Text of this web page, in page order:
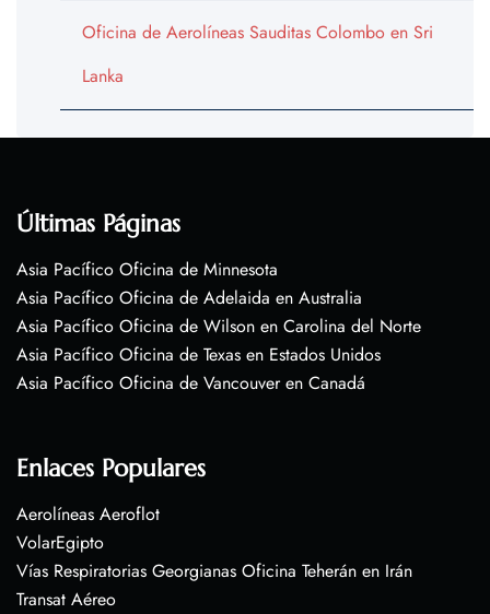
Oficina de Aerolíneas Sauditas Colombo en Sri
Lanka
Últimas Páginas
Asia Pacífico Oficina de Minnesota
Asia Pacífico Oficina de Adelaida en Australia
Asia Pacífico Oficina de Wilson en Carolina del Norte
Asia Pacífico Oficina de Texas en Estados Unidos
Asia Pacífico Oficina de Vancouver en Canadá
Enlaces Populares
Aerolíneas Aeroflot
VolarEgipto
Vías Respiratorias Georgianas Oficina Teherán en Irán
Transat Aéreo